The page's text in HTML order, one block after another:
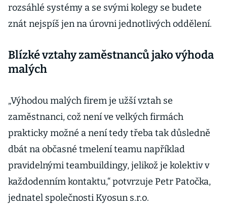
rozsáhlé systémy a se svými kolegy se budete
znát nejspíš jen na úrovni jednotlivých oddělení.
Blízké vztahy zaměstnanců jako výhoda
malých
„Výhodou malých firem je užší vztah se
zaměstnanci, což není ve velkých firmách
prakticky možné a není tedy třeba tak důsledně
dbát na občasné tmelení teamu například
pravidelnými teambuildingy, jelikož je kolektiv v
každodenním kontaktu,“ potvrzuje Petr Patočka,
jednatel společnosti Kyosun s.r.o.